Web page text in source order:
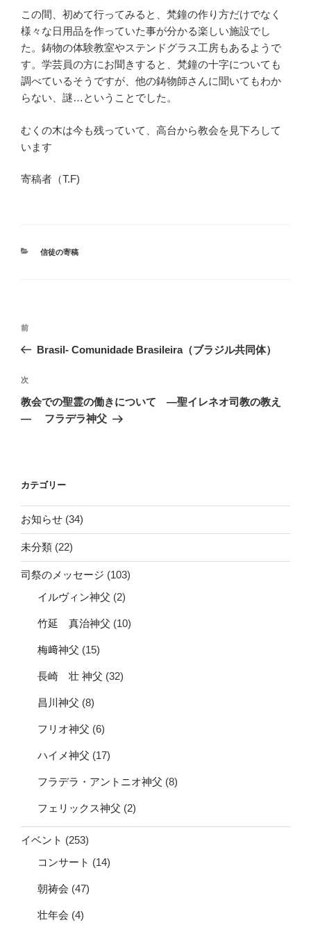
この間、初めて行ってみると、梵鐘の作り方だけでなく
様々な日用品を作っていた事が分かる楽しい施設でし
た。鋳物の体験教室やステンドグラス工房もあるようで
す。学芸員の方にお聞きすると、梵鐘の十字についても
調べているそうですが、他の鋳物師さんに聞いてもわか
らない、謎…ということでした。
むくの木は今も残っていて、高台から教会を見下ろして
います
寄稿者（T.F)
カ
信徒の寄稿
投
ビ
ゲ
ー
前
の
稿
前
Brasil- Comunidade Brasileira（ブラジル共同体）
次
の
次
教会での聖霊の働きについて ―聖イレネオ司教の教え
― フラデラ神父
カテゴリー
お知らせ (34)
未分類 (22)
司祭のメッセージ (103)
イルヴィン神父 (2)
竹延 真治神父 (10)
梅﨑神父 (15)
長崎 壮 神父 (32)
昌川神父 (8)
フリオ神父 (6)
ハイメ神父 (17)
フラデラ・アントニオ神父 (8)
フェリックス神父 (2)
イベント (253)
コンサート (14)
朝祷会 (47)
壮年会 (4)